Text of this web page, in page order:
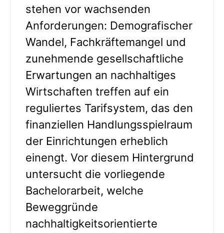
stehen vor wachsenden
Anforderungen: Demografischer
Wandel, Fachkräftemangel und
zunehmende gesellschaftliche
Erwartungen an nachhaltiges
Wirtschaften treffen auf ein
reguliertes Tarifsystem, das den
finanziellen Handlungsspielraum
der Einrichtungen erheblich
einengt. Vor diesem Hintergrund
untersucht die vorliegende
Bachelorarbeit, welche
Beweggründe
nachhaltigkeitsorientierte